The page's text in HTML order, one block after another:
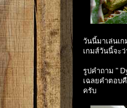
วันนี้มาเล่นเ
เกมส์วันนี้จะ
รูปคำถาม "
เฉลยคำตอบ
ครับ